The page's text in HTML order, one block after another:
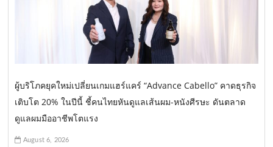
ผู้บริโภคยุคใหม่เปลี่ยนเกมแฮร์แคร์ “Advance Cabello” คาดธุรกิจ
เติบโต 20% ในปีนี้ ชี้คนไทยหันดูแลเส้นผม-หนังศีรษะ ดันตลาด
ดูแลผมมืออาชีพโตแรง
August 6, 2026